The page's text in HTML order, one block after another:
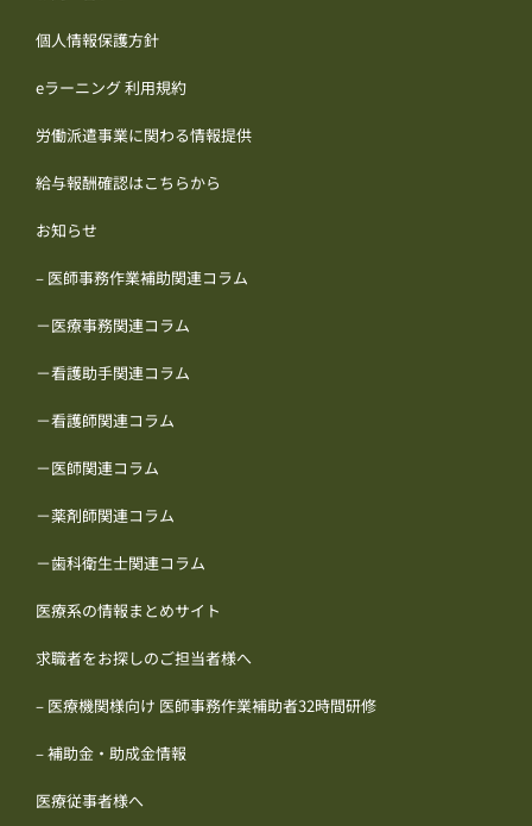
個人情報保護方針
eラーニング 利用規約
労働派遣事業に関わる情報提供
給与報酬確認はこちらから
お知らせ
– 医師事務作業補助関連コラム
－医療事務関連コラム
－看護助手関連コラム
－看護師関連コラム
－医師関連コラム
－薬剤師関連コラム
－歯科衛生士関連コラム
医療系の情報まとめサイト
求職者をお探しのご担当者様へ
– 医療機関様向け 医師事務作業補助者32時間研修
– 補助金・助成金情報
医療従事者様へ